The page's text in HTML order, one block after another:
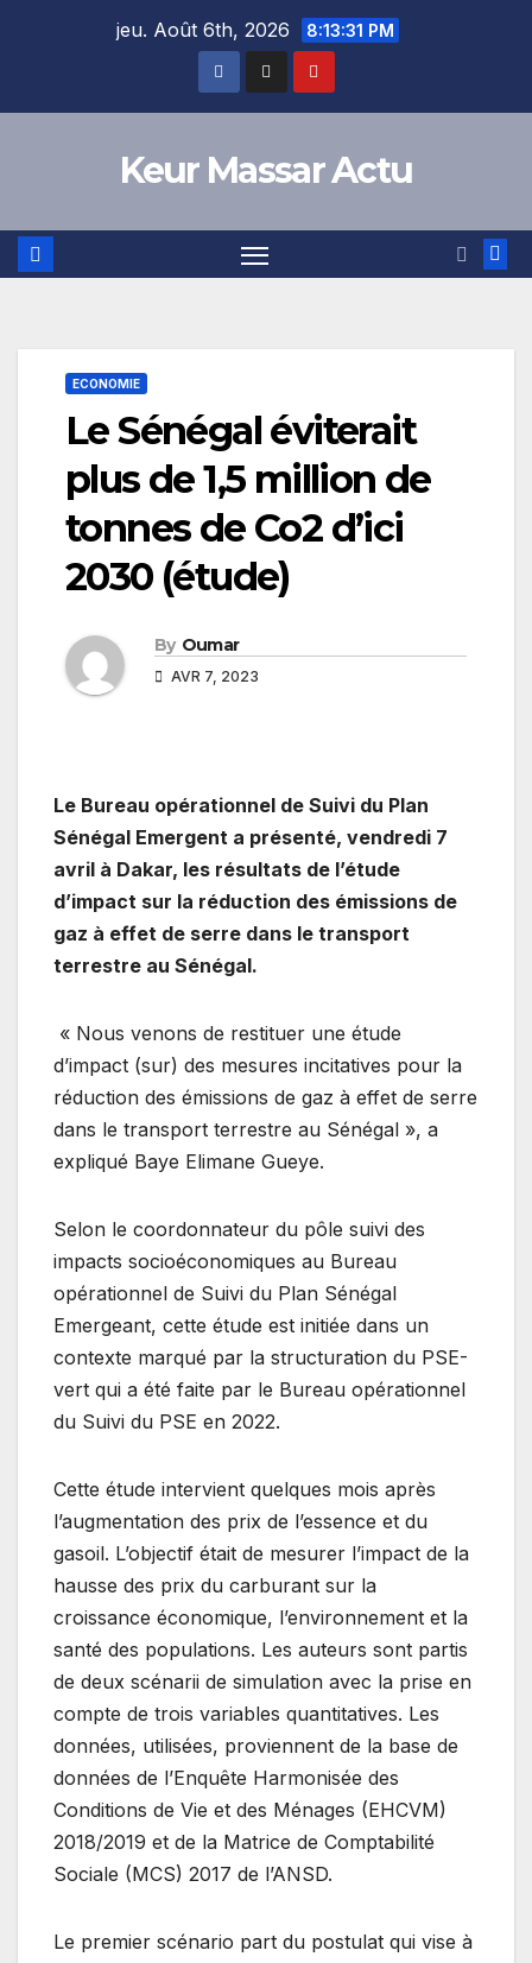
jeu. Août 6th, 2026 8:13:32 PM
Keur Massar Actu
ECONOMIE
Le Sénégal éviterait
plus de 1,5 million de
tonnes de Co2 d’ici
2030 (étude)
By Oumar
AVR 7, 2023
Le Bureau opérationnel de Suivi du Plan
Sénégal Emergent a présenté, vendredi 7
avril à Dakar, les résultats de l’étude
d’impact sur la réduction des émissions de
gaz à effet de serre dans le transport
terrestre au Sénégal.
« Nous venons de restituer une étude
d’impact (sur) des mesures incitatives pour la
réduction des émissions de gaz à effet de serre
dans le transport terrestre au Sénégal », a
expliqué Baye Elimane Gueye.
Selon le coordonnateur du pôle suivi des
impacts socioéconomiques au Bureau
opérationnel de Suivi du Plan Sénégal
Emergeant, cette étude est initiée dans un
contexte marqué par la structuration du PSE-
vert qui a été faite par le Bureau opérationnel
du Suivi du PSE en 2022.
Cette étude intervient quelques mois après
l’augmentation des prix de l’essence et du
gasoil. L’objectif était de mesurer l’impact de la
hausse des prix du carburant sur la
croissance économique, l’environnement et la
santé des populations. Les auteurs sont partis
de deux scénarii de simulation avec la prise en
compte de trois variables quantitatives. Les
données, utilisées, proviennent de la base de
données de l’Enquête Harmonisée des
Conditions de Vie et des Ménages (EHCVM)
2018/2019 et de la Matrice de Comptabilité
Sociale (MCS) 2017 de l’ANSD.
Le premier scénario part du postulat qui vise à